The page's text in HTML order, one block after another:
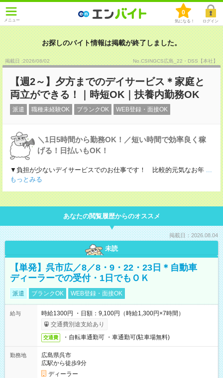
メニュー
0
気になる！ ログイン
お探しのバイト情報は掲載が終了しました。
掲載日 :2026/08/02 No.CSINGCS広島_22・DSS【本社】
【週2～】夕方までのデイサービス＊家庭と
両立ができる！｜時短OK｜扶養内勤務OK
派遣 職種未経験OK ブランクOK WEB登録・面接OK
＼1日5時間から勤務OK！／短い時間で効率良く稼
げる！日払いもOK！
▼負担が少ないデイサービスでのお仕事です！ 比較的元気なお年 ...
もっとみる
あなたの閲覧履歴からのオススメ
掲載日：2026.08.04
未読
【単発】呉市広／8／8・9・22・23日＊自動車
ディーラーでの受付・1日でもＯＫ
派遣 ブランクOK WEB登録・面接OK
給与
時給1300円 ・日額：9,100円（時給1,300円×7時間）
交通費別途支給あり
交通費 ・自転車通勤可 ・車通勤可(駐車場無料)
勤務地
広島県呉市
広駅から徒歩9分
ディーラー